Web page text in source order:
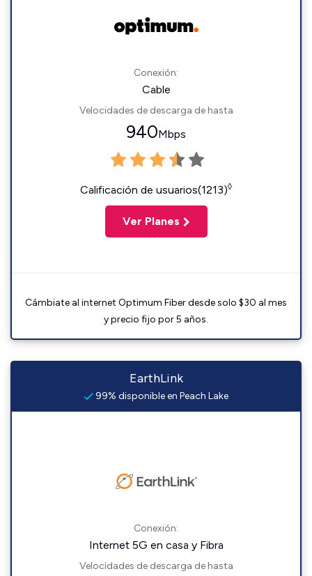
Conexión:
Cable
Velocidades de descarga de hasta
940Mbps
Calificación de usuarios(1213)◊
Ver Planes
Cámbiate al internet Optimum Fiber desde solo $30 al mes
y precio fijo por 5 años.
EarthLink
99% disponible en Peach Lake
Conexión:
Internet 5G en casa y Fibra
Velocidades de descarga de hasta